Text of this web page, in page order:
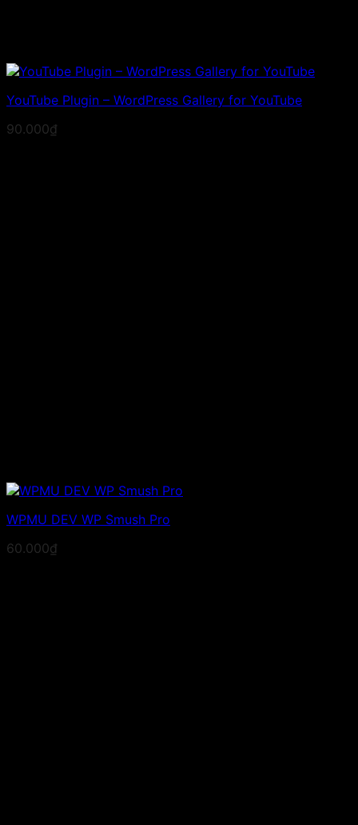
YouTube Plugin – WordPress Gallery for YouTube
90.000₫
WPMU DEV WP Smush Pro
60.000₫